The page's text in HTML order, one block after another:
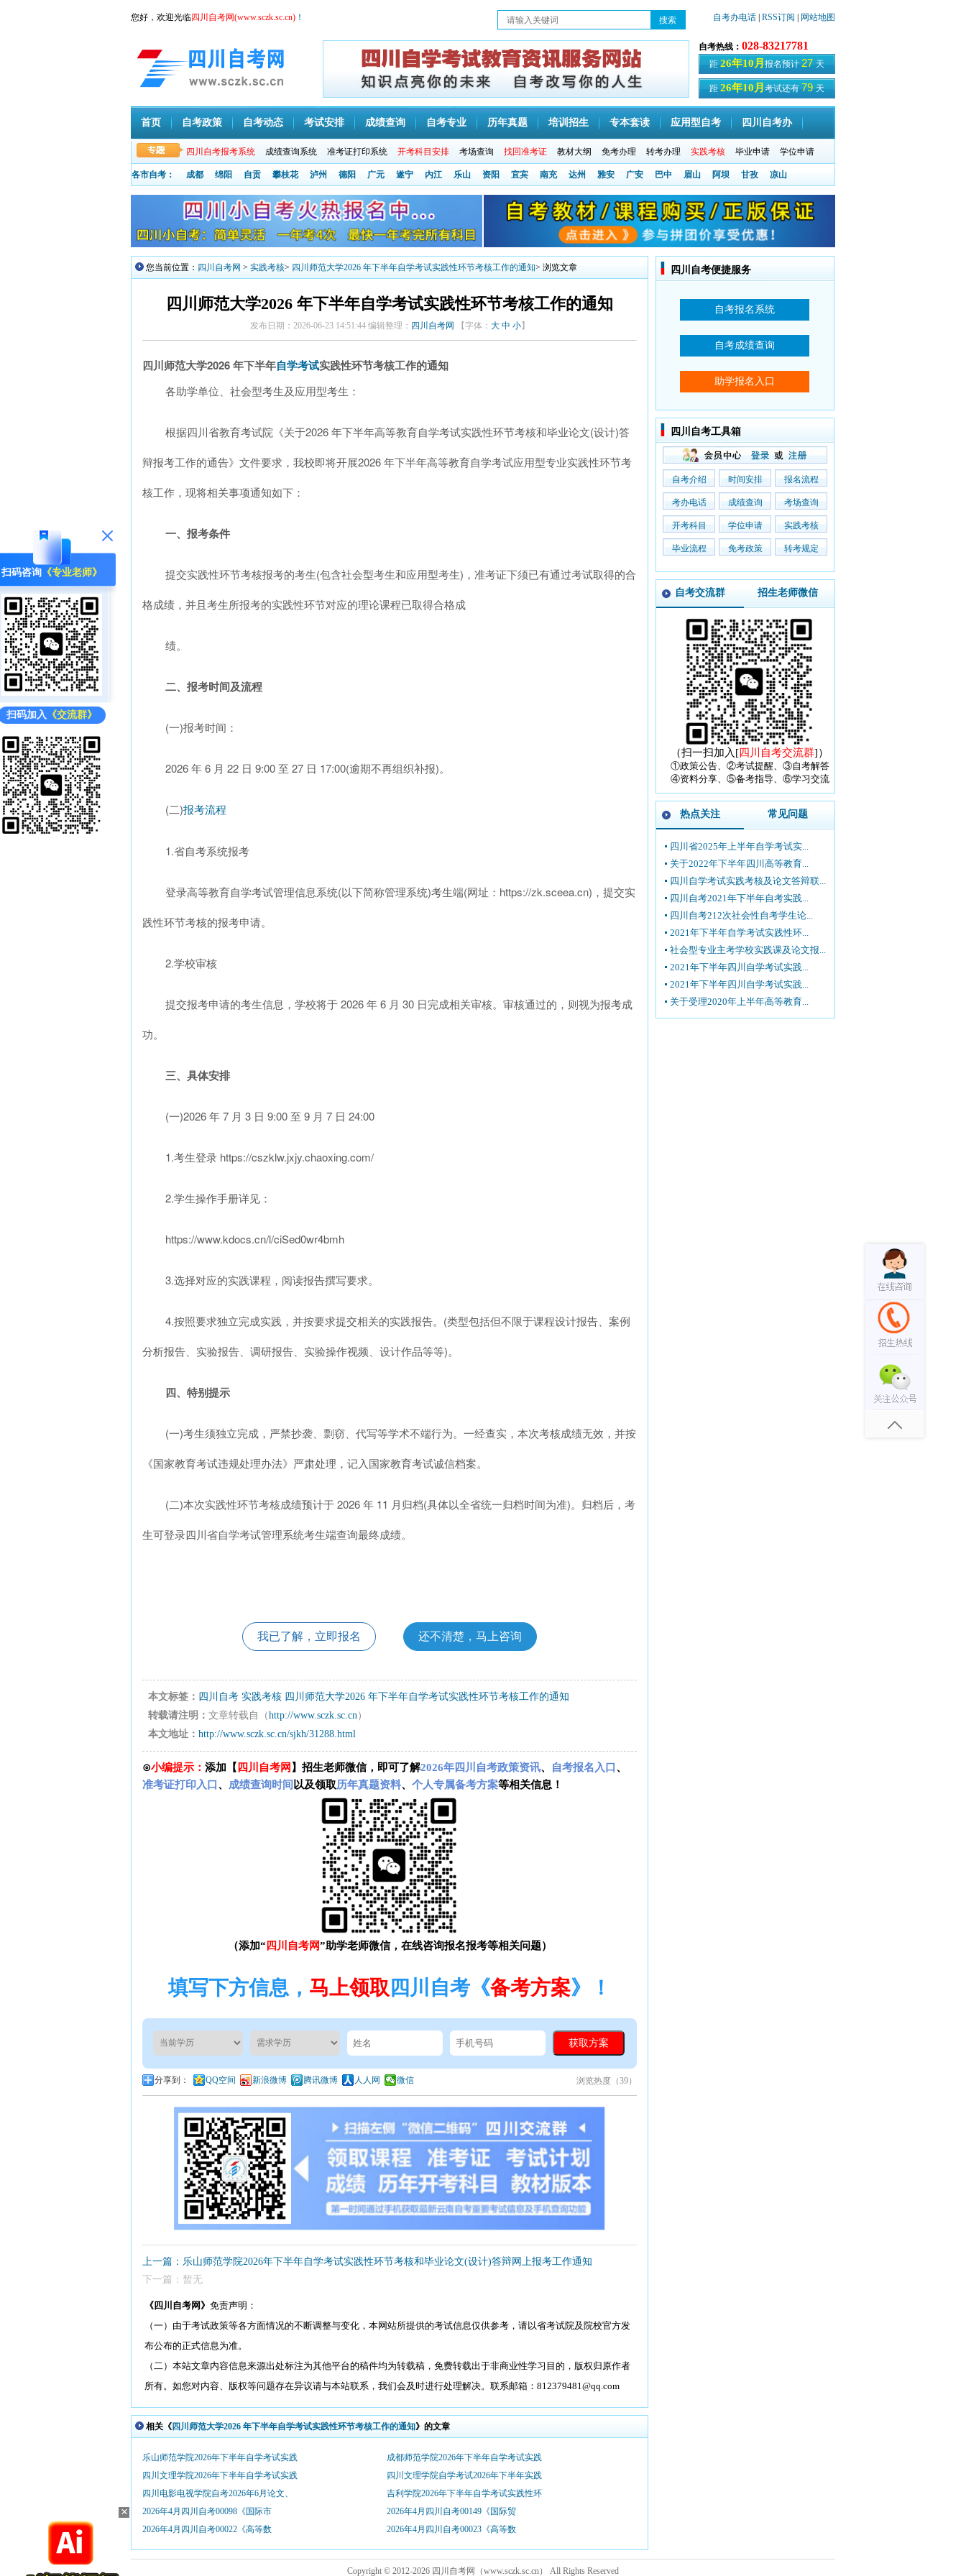
扫码咨询 《专业老师》
扫码加入 《交流群》
您好，欢迎光临四川自考网(www.sczk.sc.cn) ！ 自考办电话 RSS订阅 网站地图
自考热线： 028-83217781
距 26年10月 报名预计 27 天
距 26年10月 考试还有 79 天
首页 自考政策 自考动态 考试安排 成绩查询 自考专业 历年真题 培训招生 专本套读 应用型自考 四川自考办
四川自考报考系统 成绩查询系统 准考证打印系统 开考科目安排 考场查询 找回准考证 教材大纲 免考办理 转考办理 实践考核 毕业申请 学位申请
各市自考： 成都 绵阳 自贡 攀枝花 泸州 德阳 广元 遂宁 内江 乐山 资阳 宜宾 南充 达州 雅安 广安 巴中 眉山 阿坝 甘孜 凉山
您当前位置： 四川自考网 > 实践考核> 四川师范大学2026 年下半年自学考试实践性环节考核工作的通知> 浏览文章
四川师范大学2026 年下半年自学考试实践性环节考核工作的通知
发布日期：2026-06-23 14:51:44 编辑整理： 四川自考网 【字体： 大 中 小】
四川师范大学2026 年下半年自学考试实践性环节考核工作的通知
各助学单位、社会型考生及应用型考生：
根据四川省教育考试院《关于2026 年下半年高等教育自学考试实践性环节考核和毕业论文(设计)答
辩报考工作的通告》文件要求，我校即将开展2026 年下半年高等教育自学考试应用型专业实践性环节考
核工作，现将相关事项通知如下：
一、报考条件
提交实践性环节考核报考的考生(包含社会型考生和应用型考生)，准考证下须已有通过考试取得的合
格成绩，并且考生所报考的实践性环节对应的理论课程已取得合格成
绩。
二、报考时间及流程
(一)报考时间：
2026 年 6 月 22 日 9:00 至 27 日 17:00(逾期不再组织补报)。
(二)报考流程
1.省自考系统报考
登录高等教育自学考试管理信息系统(以下简称管理系统)考生端(网址：https://zk.sceea.cn)，提交实
践性环节考核的报考申请。
2.学校审核
提交报考申请的考生信息，学校将于 2026 年 6 月 30 日完成相关审核。审核通过的，则视为报考成
功。
三、具体安排
(一)2026 年 7 月 3 日 9:00 至 9 月 7 日 24:00
1.考生登录 https://cszklw.jxjy.chaoxing.com/
2.学生操作手册详见：
https://www.kdocs.cn/l/ciSed0wr4bmh
3.选择对应的实践课程，阅读报告撰写要求。
4.按照要求独立完成实践，并按要求提交相关的实践报告。(类型包括但不限于课程设计报告、案例
分析报告、实验报告、调研报告、实验操作视频、设计作品等等)。
四、特别提示
(一)考生须独立完成，严禁抄袭、剽窃、代写等学术不端行为。一经查实，本次考核成绩无效，并按
《国家教育考试违规处理办法》严肃处理，记入国家教育考试诚信档案。
(二)本次实践性环节考核成绩预计于 2026 年 11 月归档(具体以全省统一归档时间为准)。归档后，考
生可登录四川省自学考试管理系统考生端查询最终成绩。
我已了解，立即报名 还不清楚，马上咨询
本文标签： 四川自考 实践考核 四川师范大学2026 年下半年自学考试实践性环节考核工作的通知
转载请注明： 文章转载自（http://www.sczk.sc.cn）
本文地址： http://www.sczk.sc.cn/sjkh/31288.html
⊙小编提示： 添加【 四川自考网 】招生老师微信，即可了解2026年四川自考政策资讯、 自考报名入口 、
准考证打印入口 、 成绩查询时间 以及领取历年真题资料、 个人专属备考方案等相关信息！
（添加“ 四川自考网”助学老师微信，在线咨询报名报考等相关问题）
填写下方信息， 马上领取 四川自考《备考方案》！
分享到： QQ空间 新浪微博 腾讯微博 人人网 微信 浏览热度（39）
上一篇：乐山师范学院2026年下半年自学考试实践性环节考核和毕业论文(设计)答辩网上报考工作通知
下一篇：暂无
《四川自考网》 免责声明：
（一）由于考试政策等各方面情况的不断调整与变化，本网站所提供的考试信息仅供参考，请以省考试院及院校官方发
布公布的正式信息为准。
（二）本站文章内容信息来源出处标注为其他平台的稿件均为转载稿，免费转载出于非商业性学习目的，版权归原作者
所有。如您对内容、版权等问题存在异议请与本站联系，我们会及时进行处理解决。联系邮箱：812379481@qq.com
相关《四川师范大学2026 年下半年自学考试实践性环节考核工作的通知》的文章
乐山师范学院2026年下半年自学考试实践
成都师范学院2026年下半年自学考试实践
四川文理学院2026年下半年自学考试实践
四川文理学院自学考试2026年下半年实践
四川电影电视学院自考2026年6月论文、
吉利学院2026年下半年自学考试实践性环
2026年4月四川自考00098《国际市
2026年4月四川自考00149《国际贸
2026年4月四川自考00022《高等数
2026年4月四川自考00023《高等数
四川自考便捷服务
四川自考工具箱
自考介绍 时间安排 报名流程
考办电话 成绩查询 考场查询
开考科目 学位申请 实践考核
毕业流程 免考政策 转考规定
自考交流群 招生老师微信
（扫一扫加入[四川自考交流群]）
①政策公告、②考试提醒、③自考解答
④资料分享、⑤备考指导、⑥学习交流
热点关注 常见问题
四川省2025年上半年自学考试实...
关于2022年下半年四川高等教育...
四川自学考试实践考核及论文答辩联...
四川自考2021年下半年自考实践...
四川自考212次社会性自考学生论...
2021年下半年自学考试实践性环...
社会型专业主考学校实践课及论文报...
2021年下半年四川自学考试实践...
2021年下半年四川自学考试实践...
关于受理2020年上半年高等教育...
Copyright © 2012-2026 四川自考网（www.sczk.sc.cn） All Rights Reserved
×